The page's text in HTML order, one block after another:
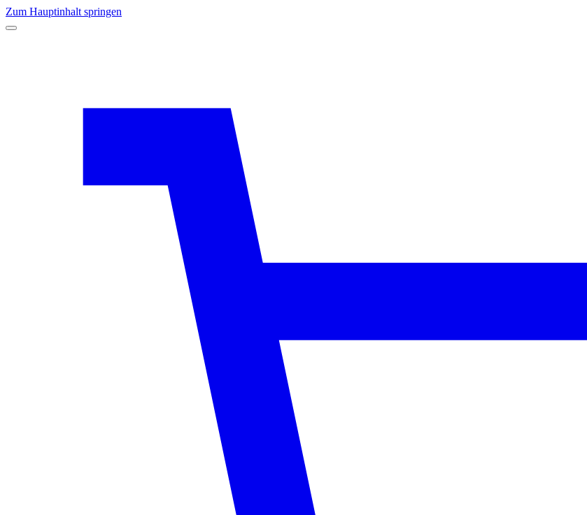
Zum Hauptinhalt springen